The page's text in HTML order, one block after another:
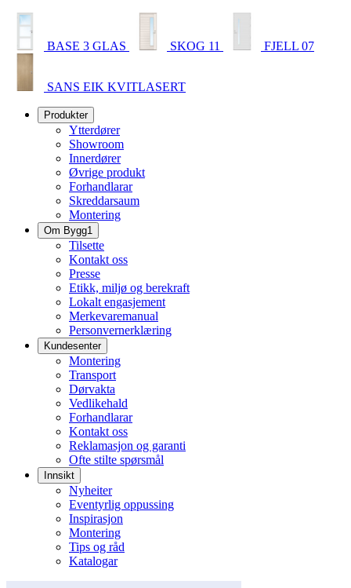
BASE 3 GLAS SKOG 11 FJELL 07
SANS EIK KVITLASERT
Produkter
Ytterdører
Showroom
Innerdører
Øvrige produkt
Forhandlarar
Skreddarsaum
Montering
Om Bygg1
Tilsette
Kontakt oss
Presse
Etikk, miljø og berekraft
Lokalt engasjement
Merkevaremanual
Personvernerklæring
Kundesenter
Montering
Transport
Dørvakta
Vedlikehald
Forhandlarar
Kontakt oss
Reklamasjon og garanti
Ofte stilte spørsmål
Innsikt
Nyheiter
Eventyrlig oppussing
Inspirasjon
Montering
Tips og råd
Katalogar